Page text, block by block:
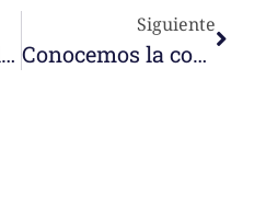
Noticias de Sekolah Nazareth en Ende
Siguiente
Conocemos la comunidad y obra João d’Abreu, Dianópolis (Brasil)